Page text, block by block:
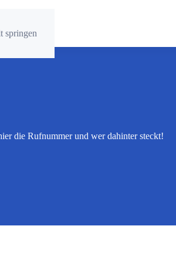
springen
die Rufnummer und wer dahinter steckt!